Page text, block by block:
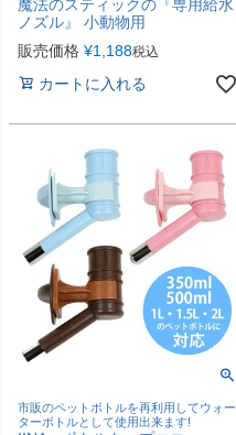
魔法のスティックの『専用給水
ノズル』 小動物用
販売価格 ¥1,188税込
カートに入れる
市販のペットボトルを再利用してウォー
ターボトルとして使用出来ます!